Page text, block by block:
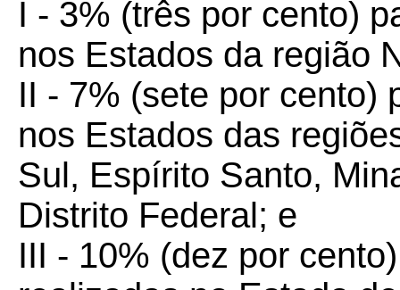
I - 3% (três por cento)
nos Estados da região
II - 7% (sete por cento)
nos Estados das
Sul, Espírito Santo,
Distrito Federal; e
III - 10% (dez por